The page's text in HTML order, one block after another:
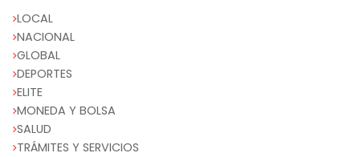
LOCAL
NACIONAL
GLOBAL
DEPORTES
ELITE
MONEDA Y BOLSA
SALUD
TRÁMITES Y SERVICIOS